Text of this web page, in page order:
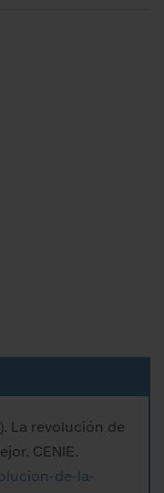
La revolución de
CENIE.
de-la-